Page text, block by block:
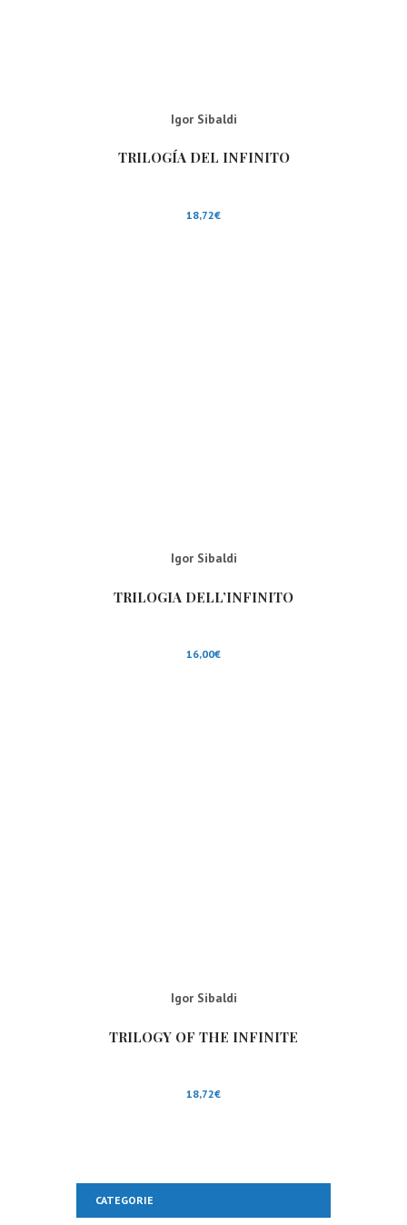
Igor Sibaldi
TRILOGÍA DEL INFINITO
18,72€
Igor Sibaldi
TRILOGIA DELL’INFINITO
16,00€
Igor Sibaldi
TRILOGY OF THE INFINITE
18,72€
CATEGORIE